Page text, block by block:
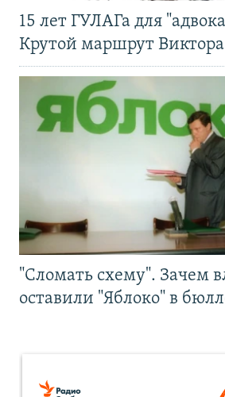
15 лет ГУЛАГа для
Крутой маршрут
"Сломать схему". Зачем
оставили "Яблоко" в